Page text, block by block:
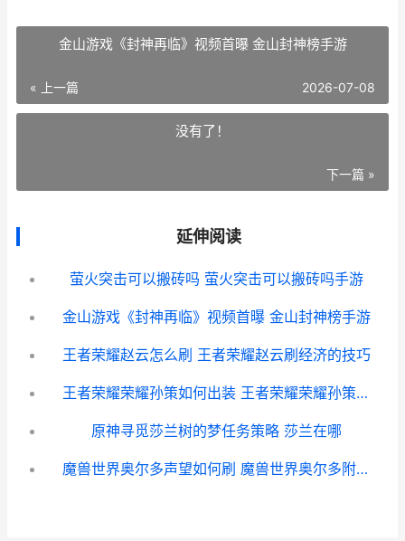
金山游戏《封神再临》视频首曝 金山封神榜手游
« 上一篇 2026-07-08
没有了！
下一篇 »
延伸阅读
萤火突击可以搬砖吗 萤火突击可以搬砖吗手游
金山游戏《封神再临》视频首曝 金山封神榜手游
王者荣耀赵云怎么刷 王者荣耀赵云刷经济的技巧
王者荣耀荣耀孙策如何出装 王者荣耀荣耀孙策称号
原神寻觅莎兰树的梦任务策略 莎兰在哪
魔兽世界奥尔多声望如何刷 魔兽世界奥尔多附魔在哪